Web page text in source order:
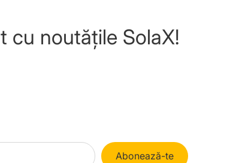
cu noutățile SolaX!
Abonează-te